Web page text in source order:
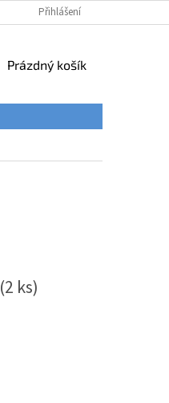
Přihlášení
NÁKUPNÍ
Prázdný košík
(2 ks)